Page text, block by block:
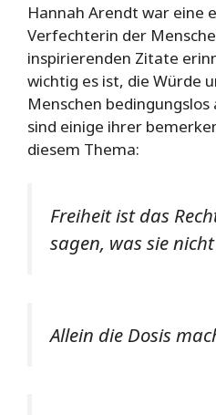
Hannah Arendt war eine
Verfechterin der
inspirierenden Zitate
wichtig es ist, die Würde
Menschen
sind einige ihrer
diesem Thema:
Freiheit ist das
sagen, was sie
Allein die Dosis